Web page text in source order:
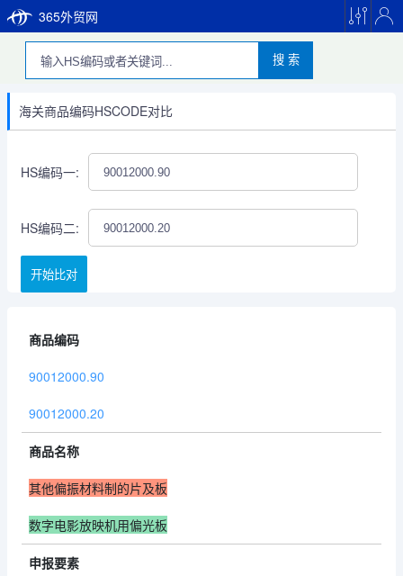
365外贸网
搜 索
海关商品编码HSCODE对比
HS编码一:
HS编码二:
开始比对
商品编码
90012000.90
90012000.20
商品名称
其他偏振材料制的片及板
数字电影放映机用偏光板
申报要素